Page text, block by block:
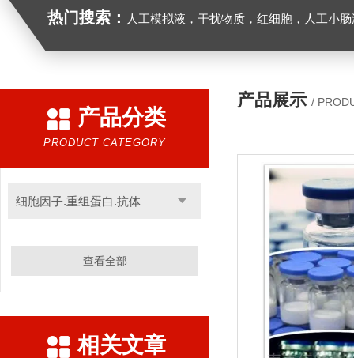
热门搜索： 人工模拟液，干扰物质，红细胞，人工小
产品分类
PRODUCT CATEGORY
细胞因子.重组蛋白.抗体
查看全部
相关文章
产品展示 /